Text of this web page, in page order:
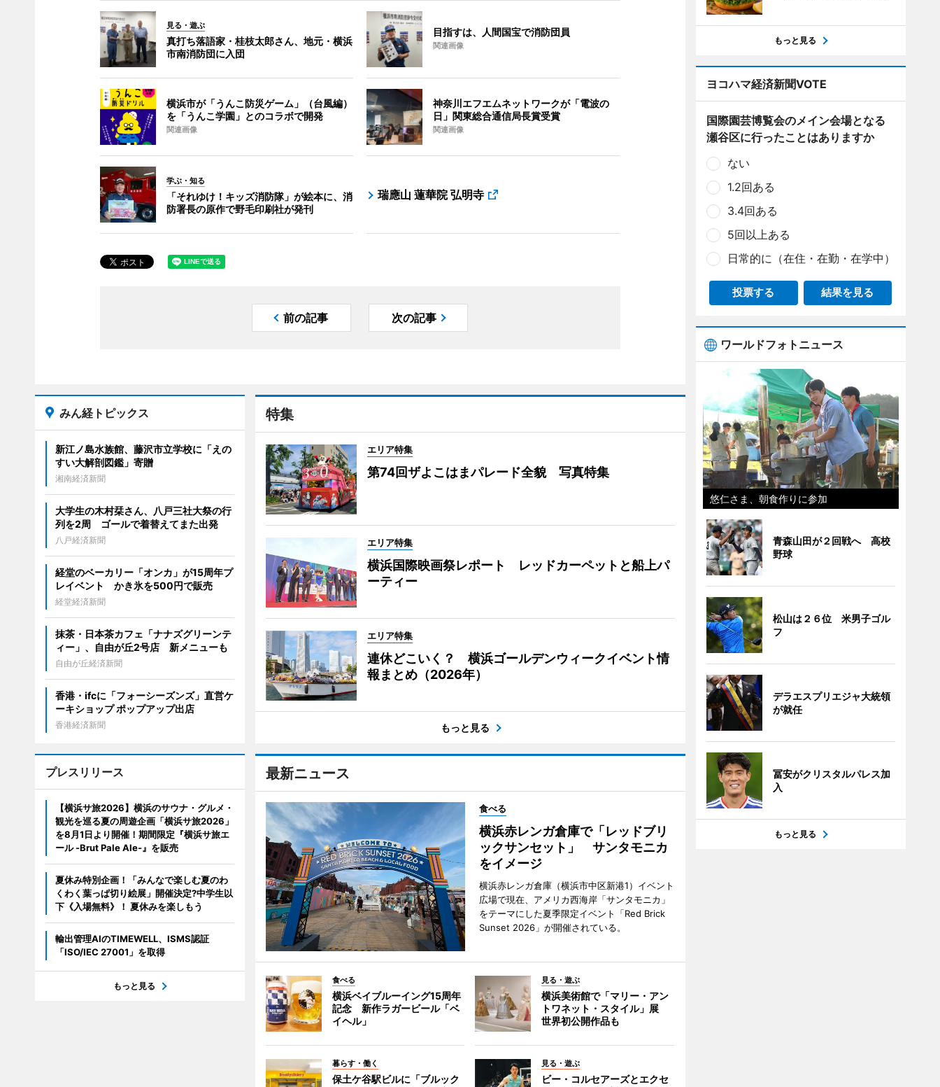
見る・遊ぶ
真打ち落語家・桂枝太郎さん、地元・横浜
市南消防団に入団
目指すは、人間国宝で消防団員
関連画像
横浜市が「うんこ防災ゲーム」（台風編）
を「うんこ学園」とのコラボで開発
関連画像
神奈川エフエムネットワークが「電波の
日」関東総合通信局長賞受賞
関連画像
学ぶ・知る
「それゆけ！キッズ消防隊」が絵本に、消
防署長の原作で野毛印刷社が発刊
瑞應山 蓮華院 弘明寺
前の記事 次の記事
特集
エリア特集
第74回ザよこはまパレード全貌 写真特集
エリア特集
横浜国際映画祭レポート レッドカーペットと船上パ
ーティー
エリア特集
連休どこいく？ 横浜ゴールデンウィークイベント情
報まとめ（2026年）
もっと見る
最新ニュース
食べる
横浜赤レンガ倉庫で「レッドブリ
ックサンセット」 サンタモニカ
をイメージ
横浜赤レンガ倉庫（横浜市中区新港1）イベント
広場で現在、アメリカ西海岸「サンタモニカ」
をテーマにした夏季限定イベント「Red Brick
Sunset 2026」が開催されている。
食べる
横浜ベイブルーイング15周年
記念 新作ラガービール「ベ
イヘル」
見る・遊ぶ
横浜美術館で「マリー・アン
トワネット・スタイル」展
世界初公開作品も
暮らす・働く
保土ケ谷駅ビルに「ブルック
見る・遊ぶ
ビー・コルセアーズとエクセ
みん経トピックス
新江ノ島水族館、藤沢市立学校に「えの
すい大解剖図鑑」寄贈
湘南経済新聞
大学生の木村栞さん、八戸三社大祭の行
列を2周 ゴールで着替えてまた出発
八戸経済新聞
経堂のベーカリー「オンカ」が15周年プ
レイベント かき氷を500円で販売
経堂経済新聞
抹茶・日本茶カフェ「ナナズグリーンテ
ィー」、自由が丘2号店 新メニューも
自由が丘経済新聞
香港・ifcに「フォーシーズンズ」直営ケ
ーキショップ ポップアップ出店
香港経済新聞
プレスリリース
【横浜サ旅2026】横浜のサウナ・グルメ・
観光を巡る夏の周遊企画「横浜サ旅2026」
を8月1日より開催！期間限定『横浜サ旅エ
ール -Brut Pale Ale-』を販売
夏休み特別企画！「みんなで楽しむ夏のわ
くわく葉っぱ切り絵展」開催決定?中学生以
下《入場無料》！ 夏休みを楽しもう
輸出管理AIのTIMEWELL、ISMS認証
「ISO/IEC 27001」を取得
もっと見る
もっと見る
ヨコハマ経済新聞VOTE
国際園芸博覧会のメイン会場となる
瀬谷区に行ったことはありますか
ない
1.2回ある
3.4回ある
5回以上ある
日常的に（在住・在勤・在学中）
投票する 結果を見る
ワールドフォトニュース
悠仁さま、朝食作りに参加
青森山田が２回戦へ 高校
野球
松山は２６位 米男子ゴル
フ
デラエスプリエジャ大統領
が就任
冨安がクリスタルパレス加
入
もっと見る